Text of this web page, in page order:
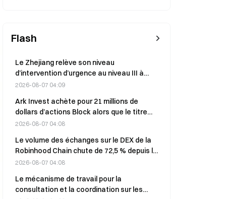
Flash
Le Zhejiang relève son niveau
d’intervention d’urgence au niveau III à
l’approche du typhon Baihaitun, dont les
2026-08-07 04:09
Ark Invest achète pour 21 millions de
dollars d’actions Block alors que le titre
chute de 6 % jeudi
2026-08-07 04:08
Le volume des échanges sur le DEX de la
Robinhood Chain chute de 72,5 % depuis le
pic de juillet, tandis que le nombre de
2026-08-07 04:08
Le mécanisme de travail pour la
consultation et la coordination sur les